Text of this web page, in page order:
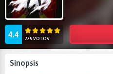
4.4 725 VOTOS
Sinopsis